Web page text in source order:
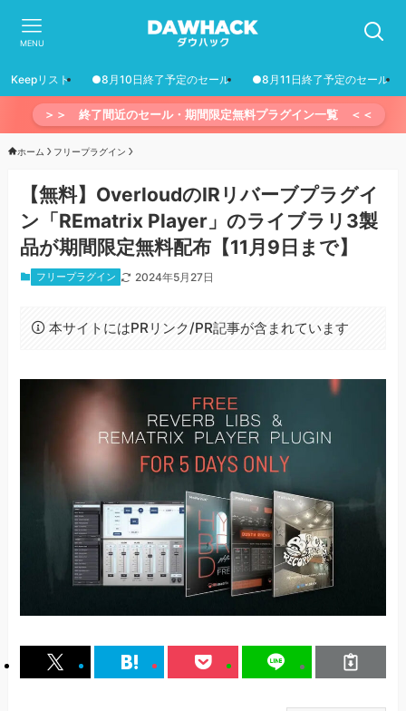
MENU
Keepリスト ●8月10日終了予定のセール ●8月11日終了予定のセール
＞＞ 終了間近のセール・期間限定無料プラグイン一覧 ＜＜
ホーム フリープラグイン
【無料】OverloudのIRリバーブプラグイ
ン「REmatrix Player」のライブラリ3製
品が期間限定無料配布【11月9日まで】
フリープラグイン 2024年5月27日
本サイトにはPRリンク/PR記事が含まれています